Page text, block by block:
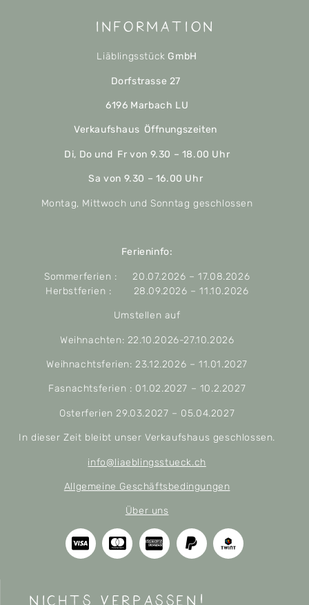
Information
Liäblingsstück GmbH
Dorfstrasse 27
6196 Marbach LU
Verkaufshaus Öffnungszeiten
Di, Do und Fr von 9.30 – 18.00 Uhr
Sa von 9.30 – 16.00 Uhr
Montag, Mittwoch und Sonntag geschlossen
Ferieninfo:
Sommerferien : 20.07.2026 – 17.08.2026
Herbstferien : 28.09.2026 – 11.10.2026
Umstellen auf
Weihnachten: 22.10.2026-27.10.2026
Weihnachtsferien: 23.12.2026 – 11.01.2027
Fasnachtsferien : 01.02.2027 – 10.2.2027
Osterferien 29.03.2027 – 05.04.2027
In dieser Zeit bleibt unser Verkaufshaus geschlossen.
info@liaeblingsstueck.ch
Allgemeine Geschäftsbedingungen
Über uns